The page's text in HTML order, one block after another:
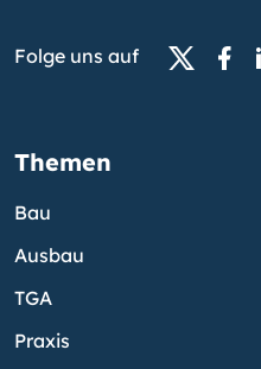
Folge uns auf
Themen
Bau
Ausbau
TGA
Praxis